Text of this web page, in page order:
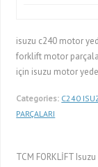
isuzu c240 motor
forklift motor
için isuzu motor
Categories: C240
PARÇALARI
TCM FORKLİFT